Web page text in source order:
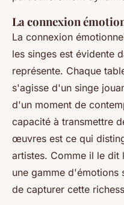
La connexion
La connexion
les singes est évidente
représente. Chaque
s'agisse d'un singe
d'un moment de
capacité à transmettre
œuvres est ce qui
artistes. Comme il le dit
une gamme
de capturer cette